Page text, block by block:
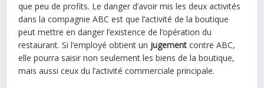
que peu de profits. Le danger d’avoir mis les deux activités
dans la compagnie ABC est que l’activité de la boutique
peut mettre en danger l’existence de l’opération du
restaurant. Si l’employé obtient un jugement contre ABC,
elle pourra saisir non seulement les biens de la boutique,
mais aussi ceux du l’activité commerciale principale.